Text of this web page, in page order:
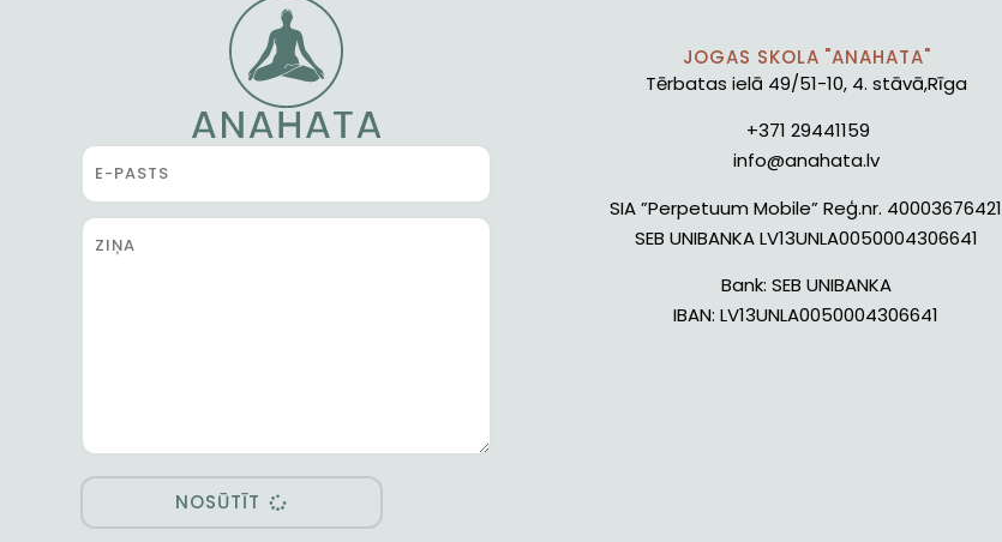
NOSŪTĪT
JOGAS SKOLA "ANAHATA"
Tērbatas ielā 49/51-10, 4. stāvā,Rīga
+371 29441159
info@anahata.lv
SIA ”Perpetuum Mobile” Reģ.nr. 40003676421
SEB UNIBANKA LV13UNLA0050004306641
Bank: SEB UNIBANKA
IBAN: LV13UNLA0050004306641